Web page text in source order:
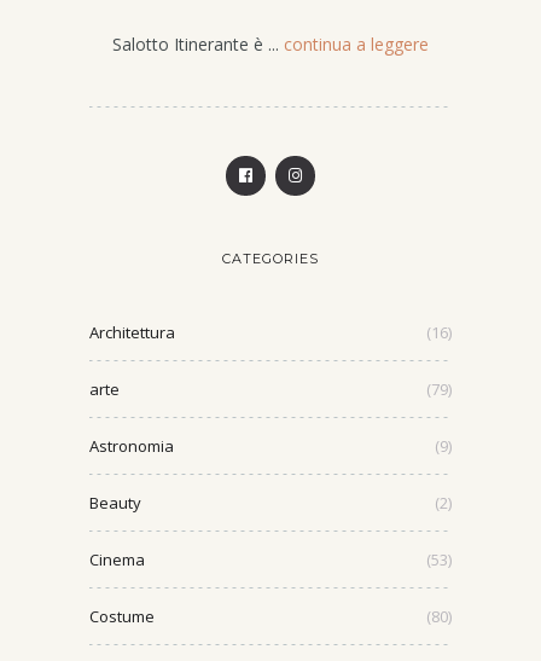
Salotto Itinerante è ... continua a leggere
CATEGORIES
Architettura (16)
arte (79)
Astronomia (9)
Beauty (2)
Cinema (53)
Costume (80)